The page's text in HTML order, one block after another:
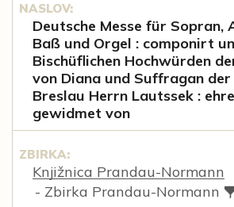
NASLOV:
Deutsche Messe für Sopran,
Baß und Orgel : componirt
Bischüflichen Hochwürden
von Diana und Suffragan der
Breslau Herrn Lautssek :
gewidmet von
ZBIRKA:
Knjižnica Prandau-Normann
- Zbirka Prandau-Normann